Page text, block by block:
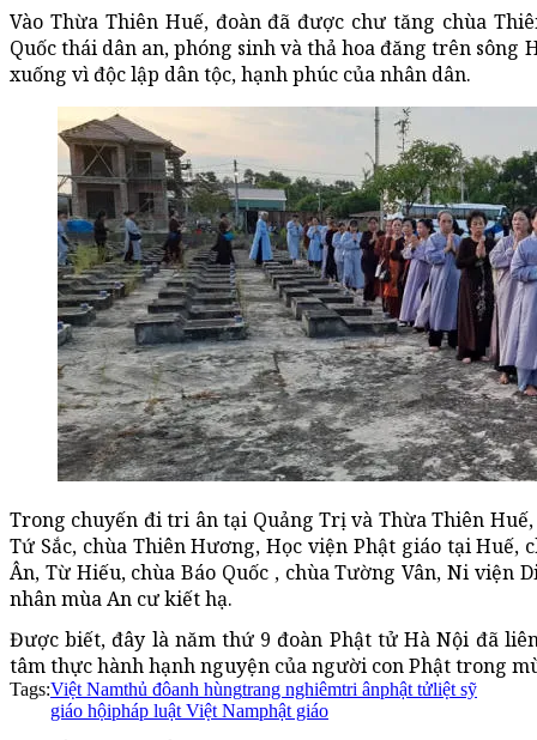
Vào Thừa Thiên Huế, đoàn đã được chư tăng chùa
Quốc thái dân an, phóng sinh và thả hoa đăng trên
xuống vì độc lập dân tộc, hạnh phúc của nhân dân.
Trong chuyến đi tri ân tại Quảng Trị và Thừa Thiên
Tứ Sắc, chùa Thiên Hương, Học viện Phật giáo tại Huế,
Ân, Từ Hiếu, chùa Báo Quốc , chùa Tường Vân, Ni viện
nhân mùa An cư kiết hạ.
Được biết, đây là năm thứ 9 đoàn Phật tử Hà Nội đã
tâm thực hành hạnh nguyện của người con Phật trong
Tags:Việt Namthủ đôanh hùngtrang nghiêmtri ânphật tửliệt sỹ
giáo hộipháp luật Việt Namphật giáo